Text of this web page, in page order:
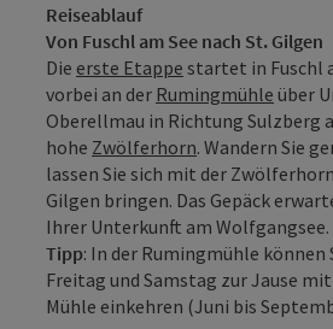
Reiseablauf
Von Fuschl am See nach St. Gilgen
Die erste Etappe startet in Fuschl
vorbei an der Rumingmühle über
Oberellmau in Richtung Sulzberg
hohe Zwölferhorn. Wandern Sie
lassen Sie sich mit der
Gilgen bringen. Das Gepäck
Ihrer Unterkunft am Wolfgangsee.
Tipp: In der Rumingmühle können
Freitag und Samstag zur Jause
Mühle einkehren (Juni bis